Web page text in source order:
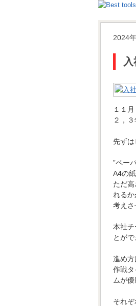
2024
１１
２，
先ずは
”ペー
A4の
ただ
れる
考えさ
本社
とが
進め方
作戦
ムが優
それ